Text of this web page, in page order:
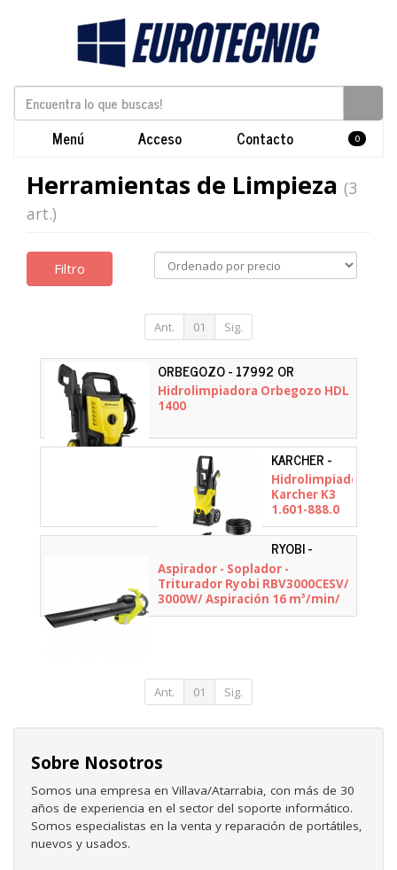
Menú Acceso Contacto 0
Herramientas de Limpieza (3
art.)
Filtro
Ant. 01 Sig.
ORBEGOZO - 17992 OR
Hidrolimpiadora Orbegozo HDL
1400
KARCHER -
1.601-888.0
Hidrolimpiadora
Karcher K3
1.601-888.0
RYOBI -
5133002190
Aspirador - Soplador -
Triturador Ryobi RBV3000CESV/
3000W/ Aspiración 16 m³/min/
Trituración 16:1
Ant. 01 Sig.
Sobre Nosotros
Somos una empresa en Villava/Atarrabia, con más de 30
años de experiencia en el sector del soporte informático.
Somos especialistas en la venta y reparación de portátiles,
nuevos y usados.